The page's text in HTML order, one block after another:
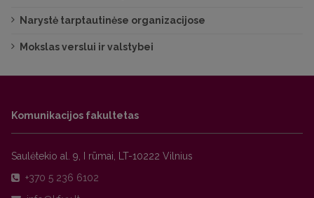
Narystė tarptautinėse organizacijose
Mokslas verslui ir valstybei
Komunikacijos fakultetas
Saulėtekio al. 9, I rūmai, LT-10222 Vilnius
+370 5 236 6102